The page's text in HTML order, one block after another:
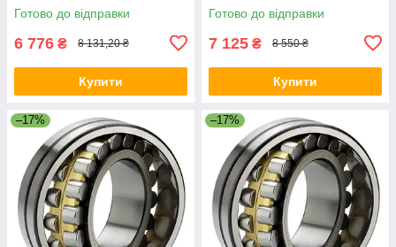
Готово до відправки
6 776 ₴ 8 131,20 ₴
Купити
Готово до відправки
7 125 ₴ 8 550 ₴
Купити
–17% –17%